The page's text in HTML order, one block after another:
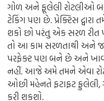
ગોળ અને ફૂલેલી રોટલીઓ
ટેકિંગ પણ છે. પ્રેક્ટિસ દ્વારા
શકો છો પરંતુ એક સરળ રીત
તો આ કામ સરળતાથી અને
પરફેક્ટ પણ બને છે અને ખાવા
નહીં. આજે અમે તમને એવા
ઓછી મહેનતે ફટાફટ ફુલેલી,
કરી શકશો.